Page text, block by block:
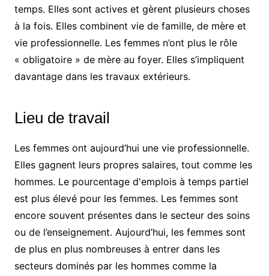
temps. Elles sont actives et gèrent plusieurs choses
à la fois. Elles combinent vie de famille, de mère et
vie professionnelle. Les femmes n’ont plus le rôle
« obligatoire » de mère au foyer. Elles s’impliquent
davantage dans les travaux extérieurs.
Lieu de travail
Les femmes ont aujourd’hui une vie professionnelle.
Elles gagnent leurs propres salaires, tout comme les
hommes. Le pourcentage d'emplois à temps partiel
est plus élevé pour les femmes. Les femmes sont
encore souvent présentes dans le secteur des soins
ou de l’enseignement. Aujourd’hui, les femmes sont
de plus en plus nombreuses à entrer dans les
secteurs dominés par les hommes comme la